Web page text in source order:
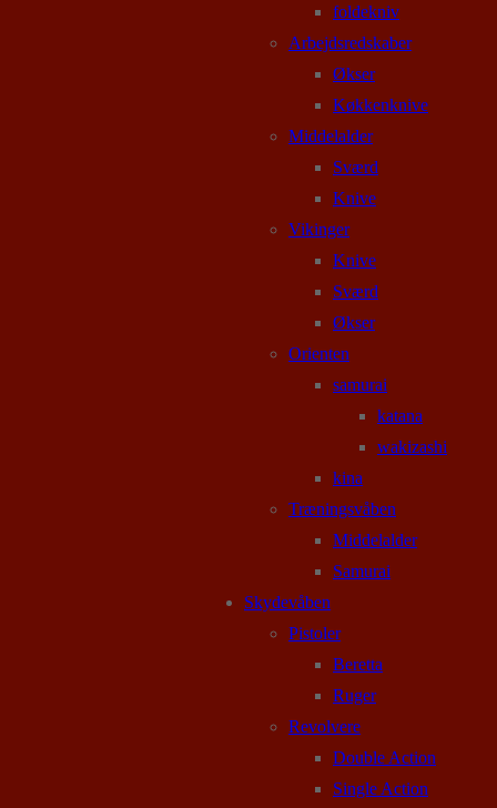
foldekniv
Arbejdsredskaber
Økser
Køkkenknive
Middelalder
Sværd
Knive
Vikinger
Knive
Sværd
Økser
Orienten
samurai
katana
wakizashi
kina
Træningsvåben
Middelalder
Samurai
Skydevåben
Pistoler
Beretta
Ruger
Revolvere
Double Action
Single Action